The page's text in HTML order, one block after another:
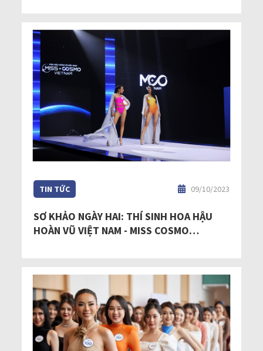
TIN TỨC 09/10/2023
SƠ KHẢO NGÀY HAI: THÍ SINH HOA HẬU
HOÀN VŨ VIỆT NAM - MISS COSMO